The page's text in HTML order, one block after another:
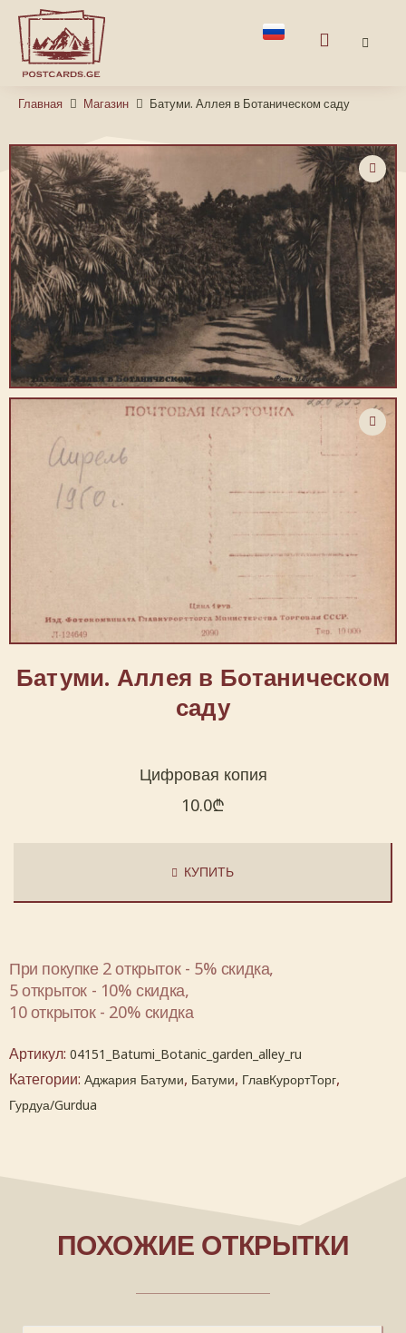
Главная Магазин Батуми. Аллея в Ботаническом саду
Батуми. Аллея в Ботаническом
саду
Цифровая копия
10.0₾
КУПИТЬ
При покупке 2 открыток - 5% скидка,
5 открыток - 10% скидка,
10 открыток - 20% скидка
Артикул: 04151_Batumi_Botanic_garden_alley_ru
Категории: Аджария Батуми, Батуми, ГлавКурортТорг,
Гурдуа/Gurdua
ПОХОЖИЕ ОТКРЫТКИ